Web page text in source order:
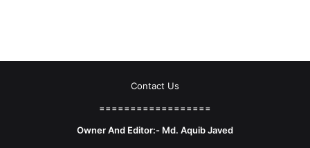
Contact Us
==================
Owner And Editor:- Md. Aquib Javed